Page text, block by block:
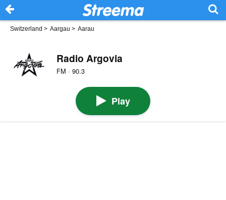
Switzerland > Aargau > Aarau
Radio Argovia
FM · 90.3
Play